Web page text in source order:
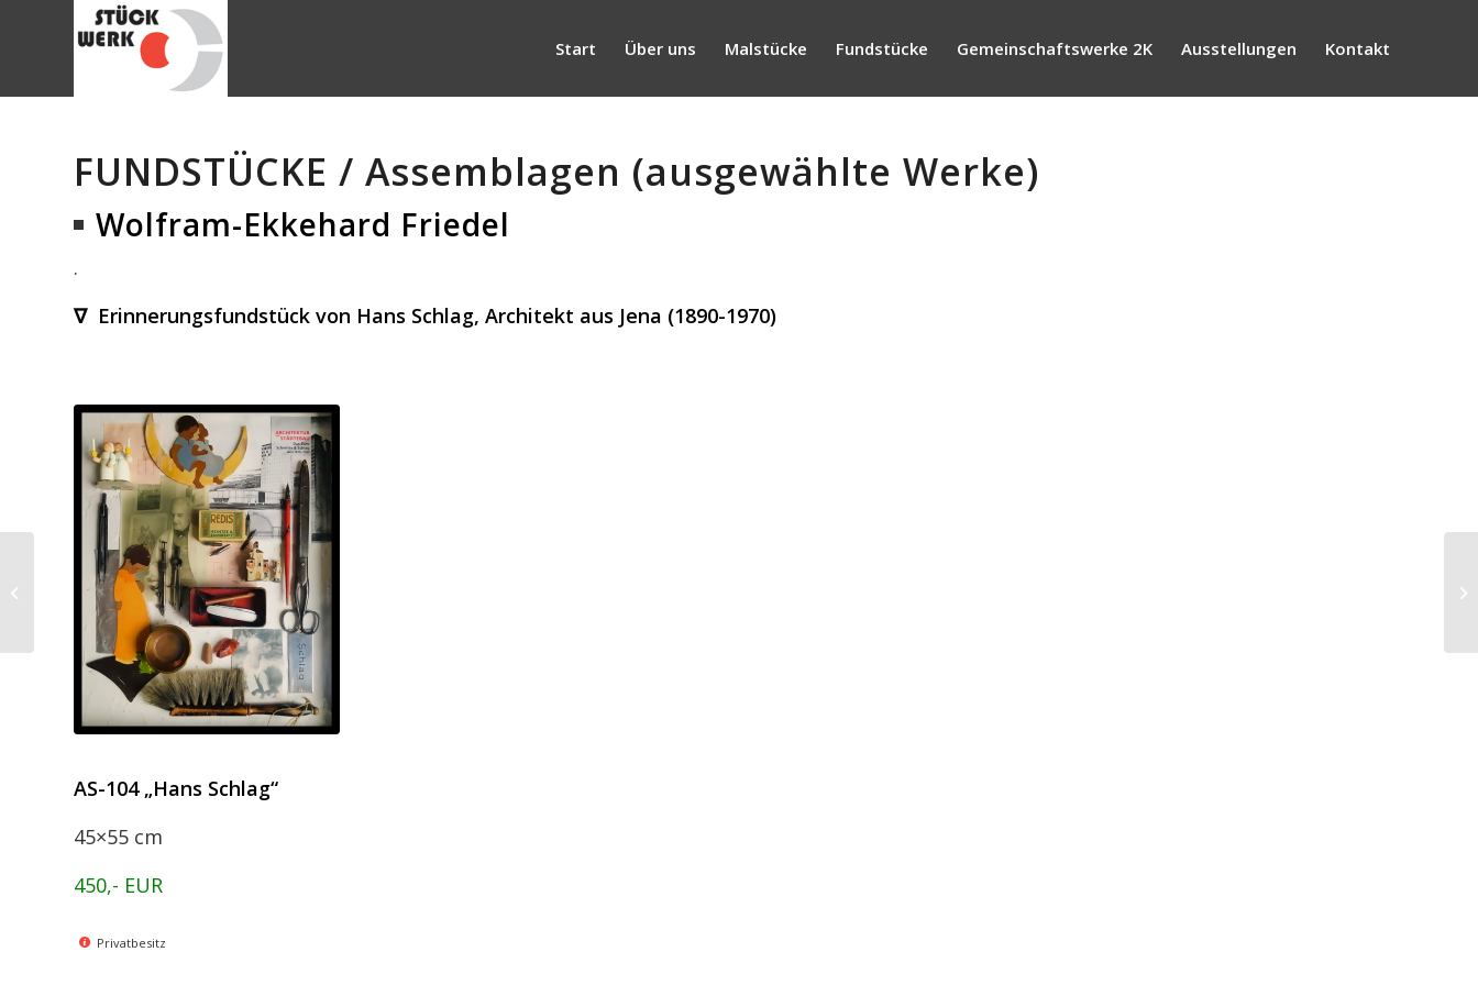
Start Über uns Malstücke Fundstücke Gemeinschaftswerke 2K Ausstellungen Kontakt
FUNDSTÜCKE / Assemblagen (ausgewählte Werke)
Wolfram-Ekkehard Friedel
.
∇ Erinnerungsfundstück von Hans Schlag, Architekt aus Jena (1890-1970)
AS-104 „Hans Schlag“
45×55 cm
450,- EUR
Privatbesitz